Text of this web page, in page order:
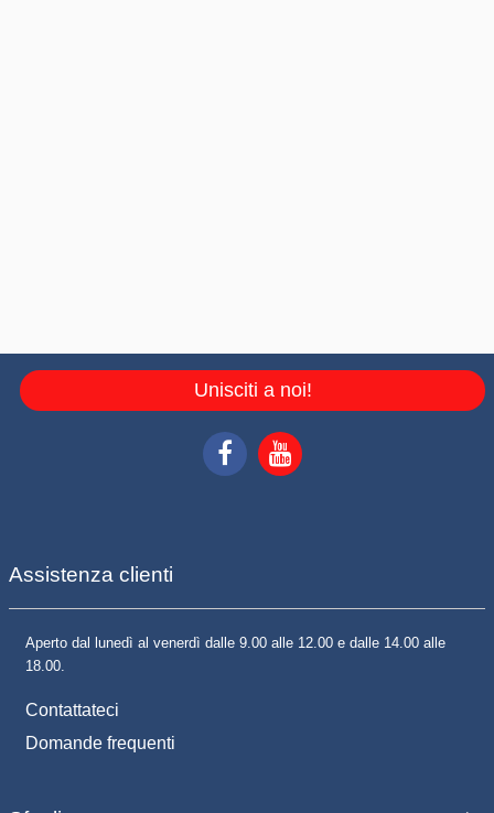
Unisciti a noi!
Assistenza clienti
Aperto dal lunedì al venerdì dalle 9.00 alle 12.00 e dalle 14.00 alle
18.00.
Contattateci
Domande frequenti